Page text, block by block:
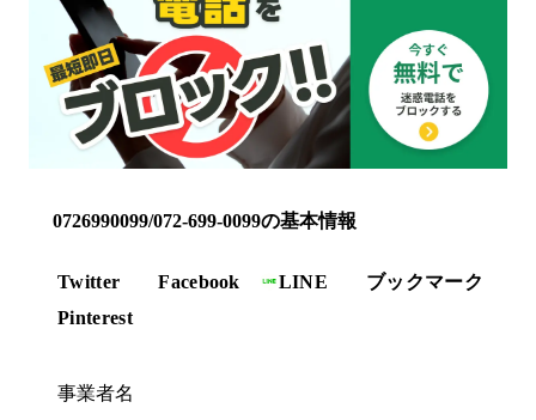
0726990099/072-699-0099の基本情報
Twitter Facebook LINE
ブックマーク
Pinterest
事業者名